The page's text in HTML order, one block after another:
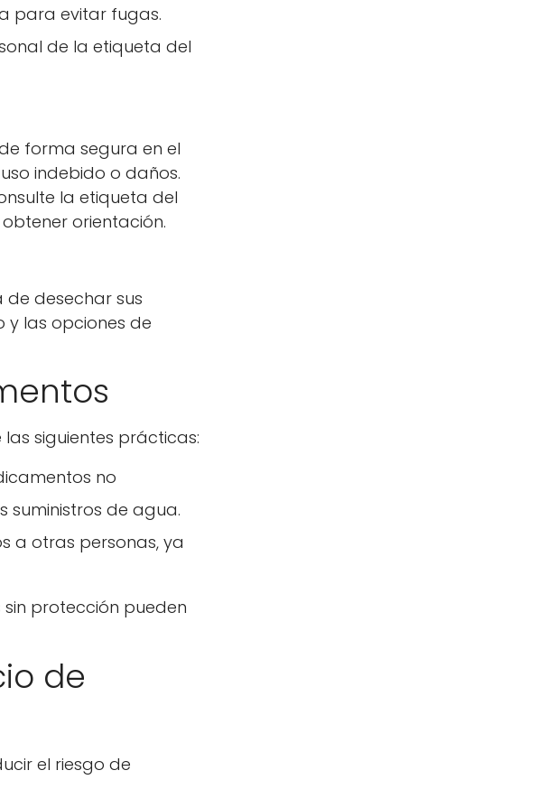
para evitar fugas.
de la etiqueta del
forma segura en el
indebido o daños.
la etiqueta del
orientación.
desechar sus
las opciones de
siguientes prácticas:
no
de agua.
a otras personas, ya
protección pueden
de
el riesgo de